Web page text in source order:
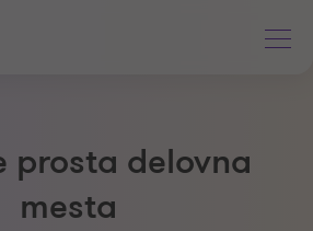
prosta delovna
mesta